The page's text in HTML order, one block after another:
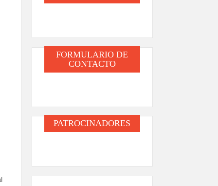
FORMULARIO DE
CONTACTO
PATROCINADORES